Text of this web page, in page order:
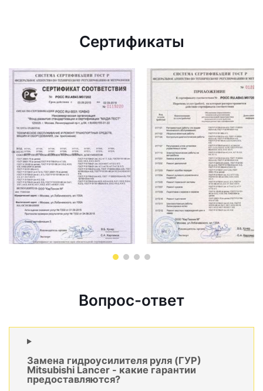
Сертификаты
Вопрос-ответ
Замена гидроусилителя руля (ГУР)
Mitsubishi Lancer - какие гарантии
предоставляются?